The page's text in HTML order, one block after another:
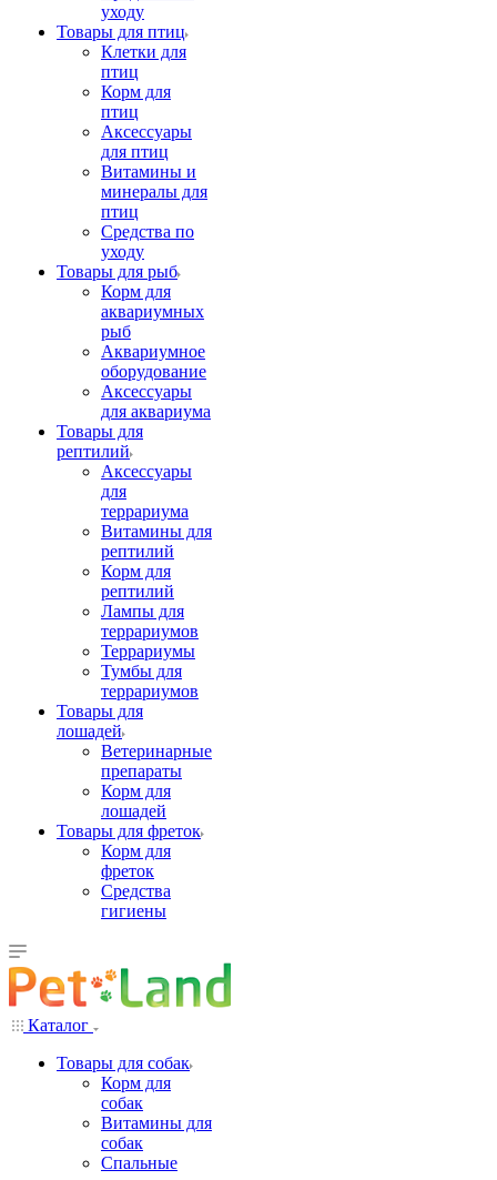
уходу
Товары для птиц
Клетки для
птиц
Корм для
птиц
Аксессуары
для птиц
Витамины и
минералы для
птиц
Средства по
уходу
Товары для рыб
Корм для
аквариумных
рыб
Аквариумное
оборудование
Аксессуары
для аквариума
Товары для
рептилий
Аксессуары
для
террариума
Витамины для
рептилий
Корм для
рептилий
Лампы для
террариумов
Террариумы
Тумбы для
террариумов
Товары для
лошадей
Ветеринарные
препараты
Корм для
лошадей
Товары для фреток
Корм для
фреток
Средства
гигиены
Каталог
Товары для собак
Корм для
собак
Витамины для
собак
Спальные